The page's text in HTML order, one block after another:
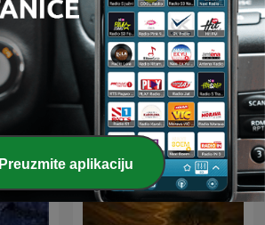
حواديت قبل النوم
Preuzmite aplikaciju